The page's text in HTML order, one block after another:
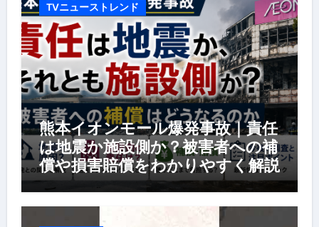
TVニューストレンド
熊本イオンモール爆発事故｜責任
は地震か施設側か？被害者への補
償や損害賠償をわかりやすく解説